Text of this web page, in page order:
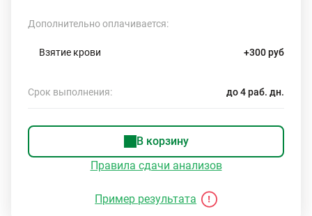
Дополнительно оплачивается:
Взятие крови +300 руб
Срок выполнения: до 4 раб. дн.
В корзину
Правила сдачи анализов
Пример результата